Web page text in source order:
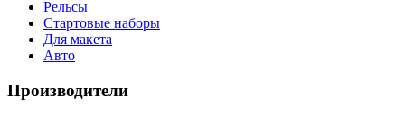
Рельсы
Стартовые наборы
Для макета
Авто
Производители